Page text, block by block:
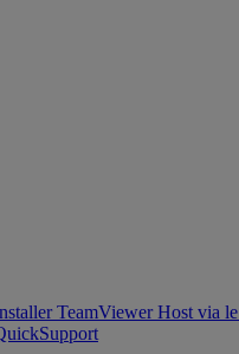
TeamViewer Host via